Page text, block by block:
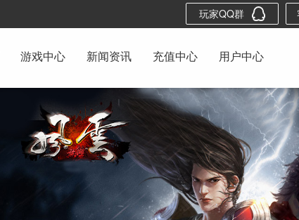
玩家QQ群
游戏中心 新闻资讯 充值中心 用户中心